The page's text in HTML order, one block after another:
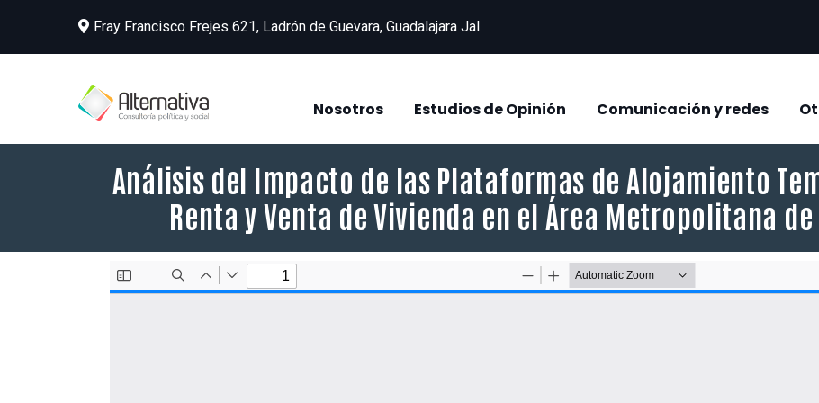
Fray Francisco Frejes 621, Ladrón de Guevara, Guadalajara Jal
Nosotros Estudios de Opinión Comunicación y redes
Análisis del Impacto de las Plataformas de Alojamiento
Renta y Venta de Vivienda en el Área Metropolitana de